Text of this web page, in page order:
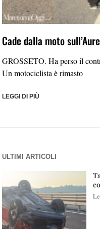
Cade dalla moto
GROSSETO. Ha perso il
Un motociclista è rimasto
LEGGI DI PIÙ
ULTIMI ARTICOLI